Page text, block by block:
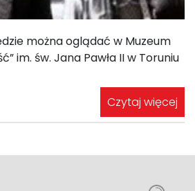
można oglądać w Muzeum
im. św. Jana Pawła II w Toruniu
Czytaj więcej